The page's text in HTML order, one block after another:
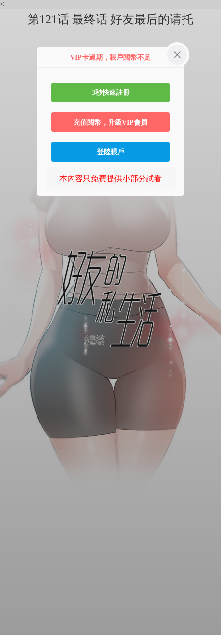
<
第121话 最终话 好友最后的请托
VIP卡過期，賬戶閱幣不足
3秒快速註冊
充值閱幣，升級VIP會員
登陸賬戶
本內容只免費提供小部分試看